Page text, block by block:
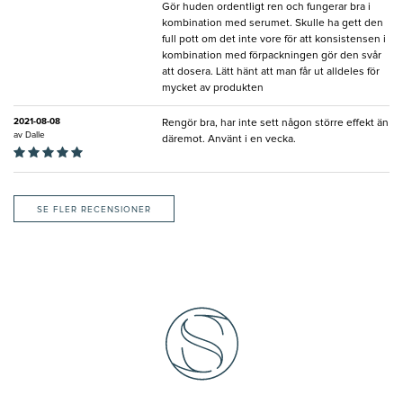
Gör huden ordentligt ren och fungerar bra i
kombination med serumet. Skulle ha gett den
full pott om det inte vore för att konsistensen i
kombination med förpackningen gör den svår
att dosera. Lätt hänt att man får ut alldeles för
mycket av produkten
2021-08-08
av Dalle
Rengör bra, har inte sett någon större effekt än
däremot. Använt i en vecka.
SE FLER RECENSIONER